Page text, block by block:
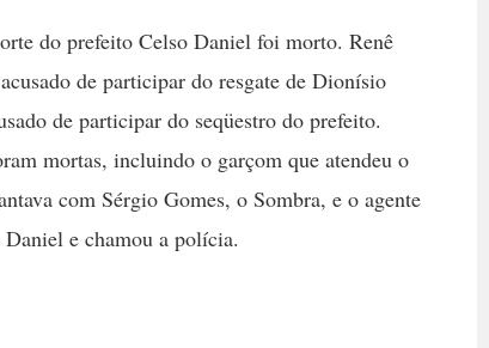
do prefeito Celso Daniel foi morto. Renê
de participar do resgate de Dionísio
de participar do seqüestro do prefeito.
mortas, incluindo o garçom que atendeu o
com Sérgio Gomes, o Sombra, e o agente
e chamou a polícia.